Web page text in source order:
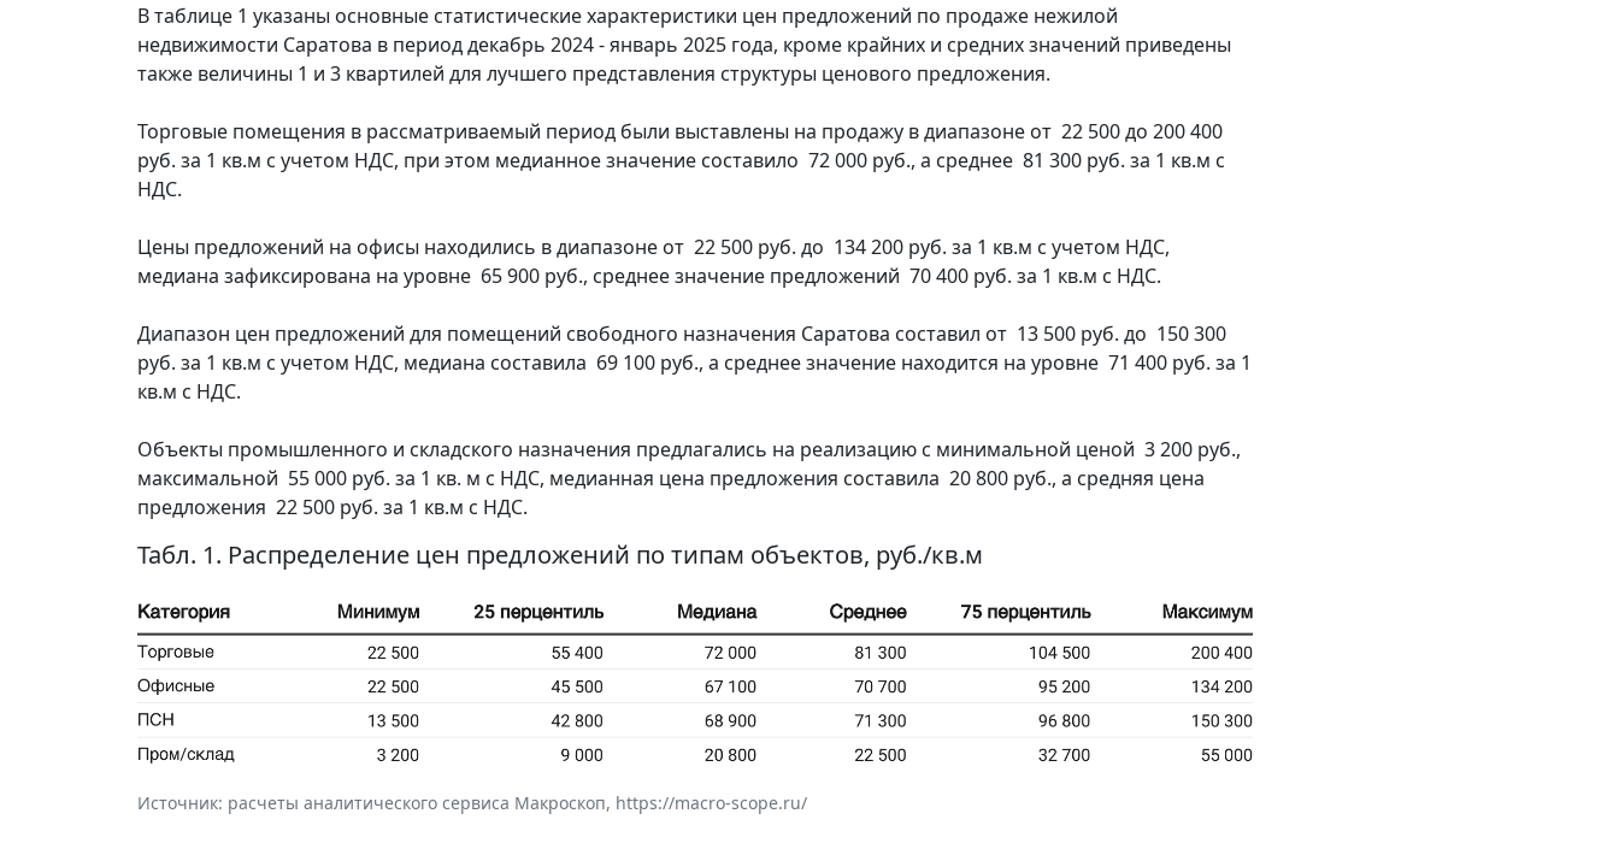
В таблице 1 указаны основные статистические характеристики цен предложений по продаже нежилой
недвижимости Саратова в период декабрь 2024 - январь 2025 года, кроме крайних и средних значений приведены
также величины 1 и 3 квартилей для лучшего представления структуры ценового предложения.
Торговые помещения в рассматриваемый период были выставлены на продажу в диапазоне от 22 500 до 200 400
руб. за 1 кв.м с учетом НДС, при этом медианное значение составило 72 000 руб., а среднее 81 300 руб. за 1 кв.м с
НДС.
Цены предложений на офисы находились в диапазоне от 22 500 руб. до 134 200 руб. за 1 кв.м с учетом НДС,
медиана зафиксирована на уровне 65 900 руб., среднее значение предложений 70 400 руб. за 1 кв.м с НДС.
Диапазон цен предложений для помещений свободного назначения Саратова составил от 13 500 руб. до 150 300
руб. за 1 кв.м с учетом НДС, медиана составила 69 100 руб., а среднее значение находится на уровне 71 400 руб. за 1
кв.м с НДС.
Объекты промышленного и складского назначения предлагались на реализацию с минимальной ценой 3 200 руб.,
максимальной 55 000 руб. за 1 кв. м с НДС, медианная цена предложения составила 20 800 руб., а средняя цена
предложения 22 500 руб. за 1 кв.м с НДС.
Табл. 1. Распределение цен предложений по типам объектов, руб./кв.м
Источник: расчеты аналитического сервиса Макроскоп, https://macro-scope.ru/